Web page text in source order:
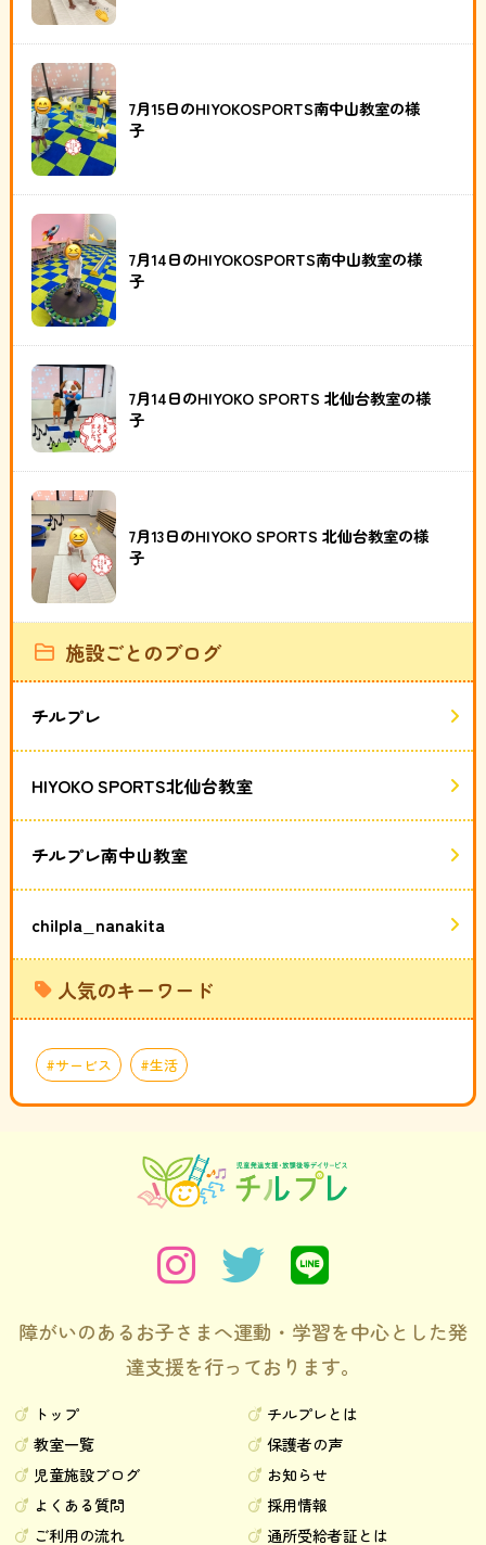
7月15日のHIYOKOSPORTS南中山教室の様
子
7月14日のHIYOKOSPORTS南中山教室の様
子
7月14日のHIYOKO SPORTS 北仙台教室の様
子
7月13日のHIYOKO SPORTS 北仙台教室の様
子
施設ごとのブログ
チルプレ
HIYOKO SPORTS北仙台教室
チルプレ南中山教室
chilpla_nanakita
人気のキーワード
サービス 生活
障がいのあるお子さまへ運動・学習を中心とした発
達支援を行っております。
トップ
チルプレとは
教室一覧
保護者の声
児童施設ブログ
お知らせ
よくある質問
採用情報
ご利用の流れ
通所受給者証とは